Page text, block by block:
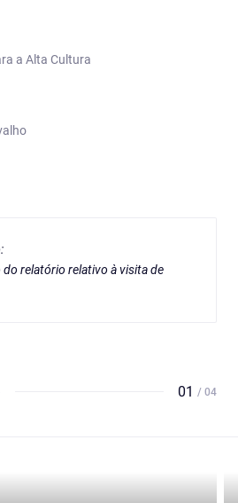
a Alta Cultura
relatório relativo à visita de
01 / 04